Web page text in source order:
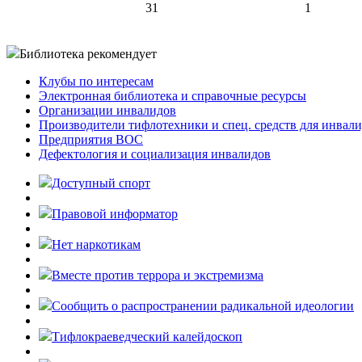
31
1
Библиотека рекомендует
Клубы по интересам
Электронная библиотека и справочные ресурсы
Организации инвалидов
Производители тифлотехники и спец. средств для
Предприятия ВОС
Дефектология и социализация инвалидов
Доступный спорт
Правовой информатор
Нет наркотикам
Вместе против террора и экстремизма
Cообщить о распространении радикальной идеологии
Тифлокраеведческий калейдоскоп